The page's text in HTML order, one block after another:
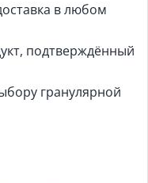
в любом
подтверждённый
гранулярной